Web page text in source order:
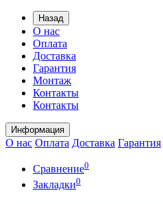
Назад
О нас
Оплата
Доставка
Гарантия
Монтаж
Контакты
Контакты
Информация
О нас Оплата Доставка Гарантия
Сравнение0
Закладки0